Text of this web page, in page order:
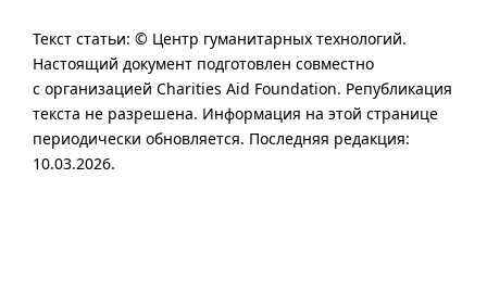
Текст статьи: © Центр гуманитарных технологий.
Настоя­щий доку­мент под­го­тов­лен сов­мест­но
с организацией Charities Aid Foundation. Републи­ка­ция
текста не разре­шена. Инфор­ма­ция на этой стра­ни­це
пери­оди­чески обнов­ля­ется. Последняя редакция:
10.03.2026.